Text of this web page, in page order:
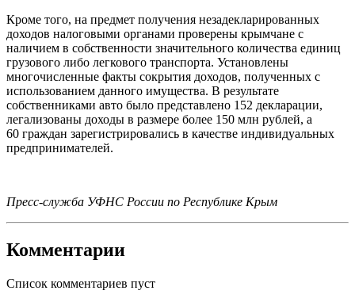
Кроме того, на предмет получения незадекларированных
доходов налоговыми органами проверены крымчане с
наличием в собственности значительного количества единиц
грузового либо легкового транспорта. Установлены
многочисленные факты сокрытия доходов, полученных с
использованием данного имущества. В результате
собственниками авто было представлено 152 декларации,
легализованы доходы в размере более 150 млн рублей, а
60 граждан зарегистрировались в качестве индивидуальных
предпринимателей.
Пресс-служба УФНС России по Республике Крым
Комментарии
Список комментариев пуст